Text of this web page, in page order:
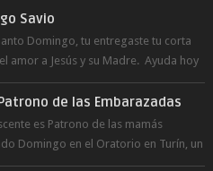
Savio
Domingo, tu entregaste tu corta
amor a Jesús y su Madre. Ayuda hoy
de las Embarazadas
es Patrono de las mamás
Domingo en el Oratorio en Turín, un